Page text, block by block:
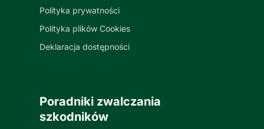
Polityka prywatności
Polityka plików Cookies
Deklaracja dostępności
Poradniki zwalczania
szkodników